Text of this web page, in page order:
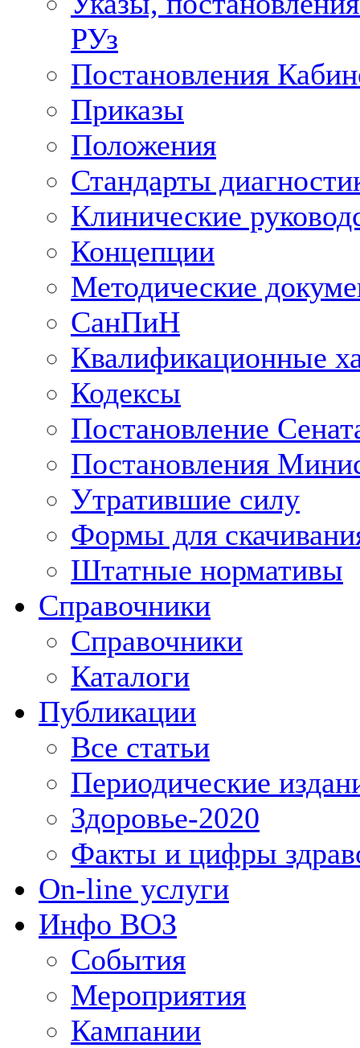
РУз
Постановления
Приказы
Положения
Стандарты
Клинические
Концепции
Методические
СанПиН
Квалификационные
Кодексы
Постановление
Постановления
Утратившие силу
Формы для
Штатные нормативы
Справочники
Справочники
Каталоги
Публикации
Все статьи
Периодические
Здоровье-2020
Факты и цифры
On-line услуги
Инфо ВОЗ
События
Мероприятия
Кампании